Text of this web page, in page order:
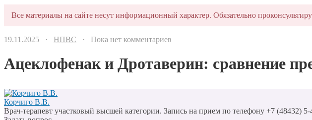
Все материалы на сайте несут информационный характер. Обязательно
19.11.2025 · НПВС · Пока нет комментариев
Ацеклофенак и Дротаверин: сравнение
Корчиго В.В.
Врач-терапевт участковый высшей категории. Запись на прием по телефону +7 (48432) 5-